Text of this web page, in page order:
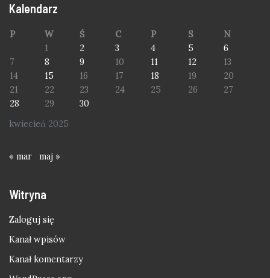
Kalendarz
kwiecień 2025
P W Ś C P S
N
1
2 3 4 5
6
7
8 9 10 11 12
13
14
15 16 17 18 19
20
21
22 23 24 25 26
27
28
29 30
« mar maj »
Witryna
Zaloguj się
Kanał wpisów
Kanał komentarzy